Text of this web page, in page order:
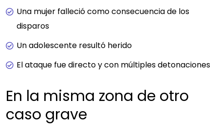
Una mujer falleció como consecuencia de los
disparos
Un adolescente resultó herido
El ataque fue directo y con múltiples detonaciones
En la misma zona de otro
caso grave